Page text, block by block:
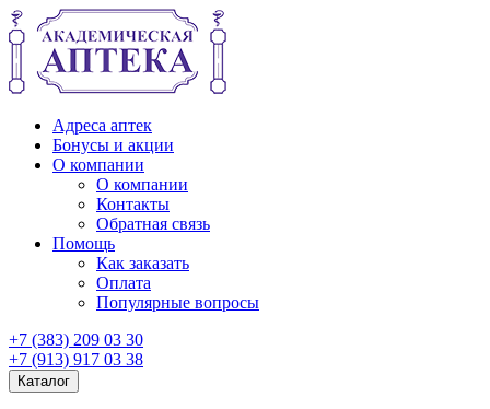
Адреса аптек
Бонусы и акции
О компании
О компании
Контакты
Обратная связь
Помощь
Как заказать
Оплата
Популярные вопросы
+7 (383) 209 03 30
+7 (913) 917 03 38
Каталог